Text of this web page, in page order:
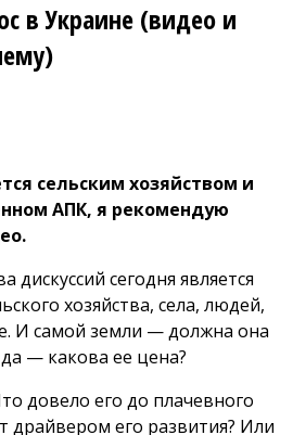
в Украине (видео и
сельским хозяйством и
АПК, я рекомендую
сегодня является
хозяйства, села, людей,
И самой земли — должна она
— какова ее цена?
довело его до плачевного
драйвером его развития? Или